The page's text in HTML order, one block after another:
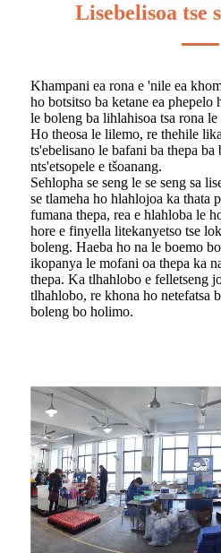
Lisebelisoa tse
Khampani ea rona e 'nile ea
ho botsitso ba ketane ea phepelo
le boleng ba lihlahisoa tsa rona
Ho theosa le lilemo, re thehile
ts'ebelisano le bafani ba thepa ba
nts'etsopele e tšoanang.
Sehlopha se seng le se seng sa
se tlameha ho hlahlojoa ka thata
fumana thepa, rea e hlahloba le
hore e finyella litekanyetso tse
boleng. Haeba ho na le boemo
ikopanya le mofani oa thepa ka
thepa. Ka tlhahlobo e felletseng
tlhahlobo, re khona ho netefatsa
boleng bo holimo.